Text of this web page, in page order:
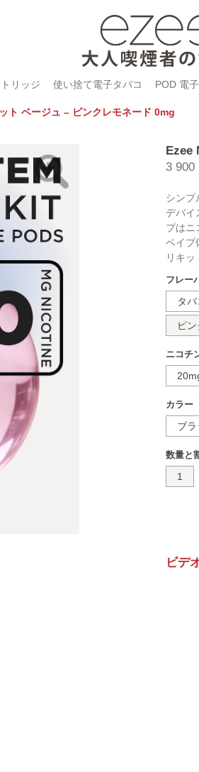
リッジ 使い捨て電子タバコ POD 電
ト ベージュ – ピンクレモネード 0mg
Ezee
3 900
シンプ
デバイ
プはニ
ベイプ
リキ
フレー
タバ
ピ
ニコチ
カラー
ブラ
数量と
1
ビデ